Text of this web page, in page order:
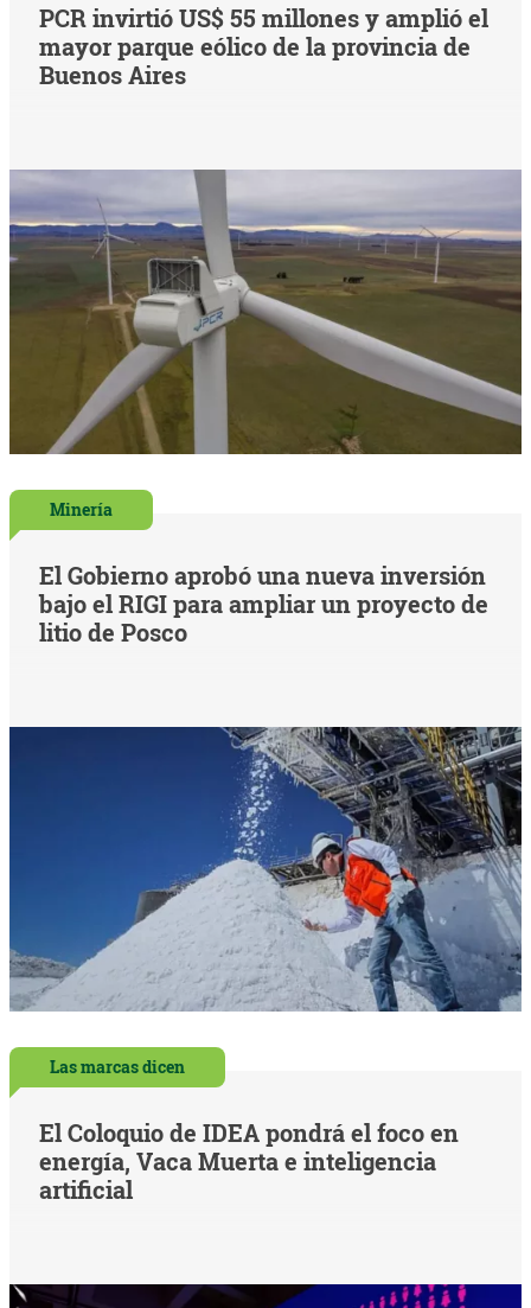
PCR invirtió US$ 55 millones y amplió el
mayor parque eólico de la provincia de
Buenos Aires
Minería
El Gobierno aprobó una nueva inversión
bajo el RIGI para ampliar un proyecto de
litio de Posco
Las marcas dicen
El Coloquio de IDEA pondrá el foco en
energía, Vaca Muerta e inteligencia
artificial